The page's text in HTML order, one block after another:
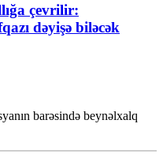
çevrilir:
dəyişə biləcək
barəsində beynəlxalq